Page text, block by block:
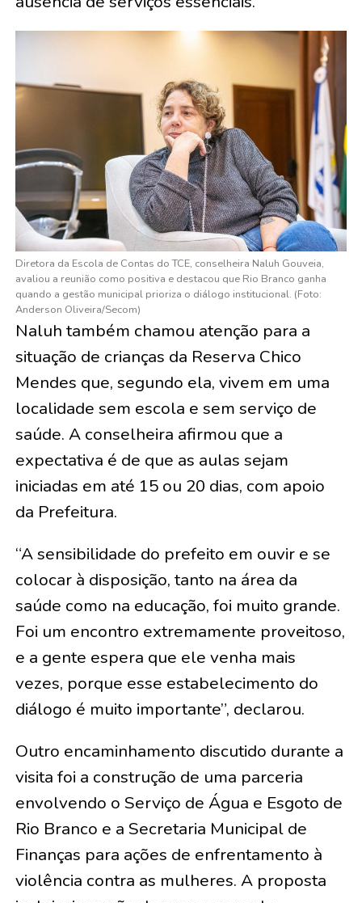
Diretora da Escola de Contas do TCE, conselheira Naluh Gouveia,
avaliou a reunião como positiva e destacou que Rio Branco ganha
quando a gestão municipal prioriza o diálogo institucional. (Foto:
Anderson Oliveira/Secom)
Naluh também chamou atenção para a
situação de crianças da Reserva Chico
Mendes que, segundo ela, vivem em uma
localidade sem escola e sem serviço de
saúde. A conselheira afirmou que a
expectativa é de que as aulas sejam
iniciadas em até 15 ou 20 dias, com apoio
da Prefeitura.
“A sensibilidade do prefeito em ouvir e se
colocar à disposição, tanto na área da
saúde como na educação, foi muito grande.
Foi um encontro extremamente proveitoso,
e a gente espera que ele venha mais
vezes, porque esse estabelecimento do
diálogo é muito importante”, declarou.
Outro encaminhamento discutido durante a
visita foi a construção de uma parceria
envolvendo o Serviço de Água e Esgoto de
Rio Branco e a Secretaria Municipal de
Finanças para ações de enfrentamento à
violência contra as mulheres. A proposta